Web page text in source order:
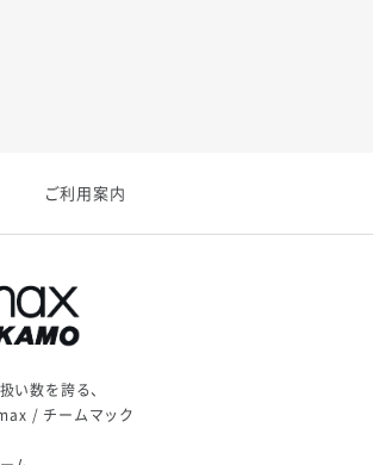
ご利用案内
い数を誇る、
/ チームマック